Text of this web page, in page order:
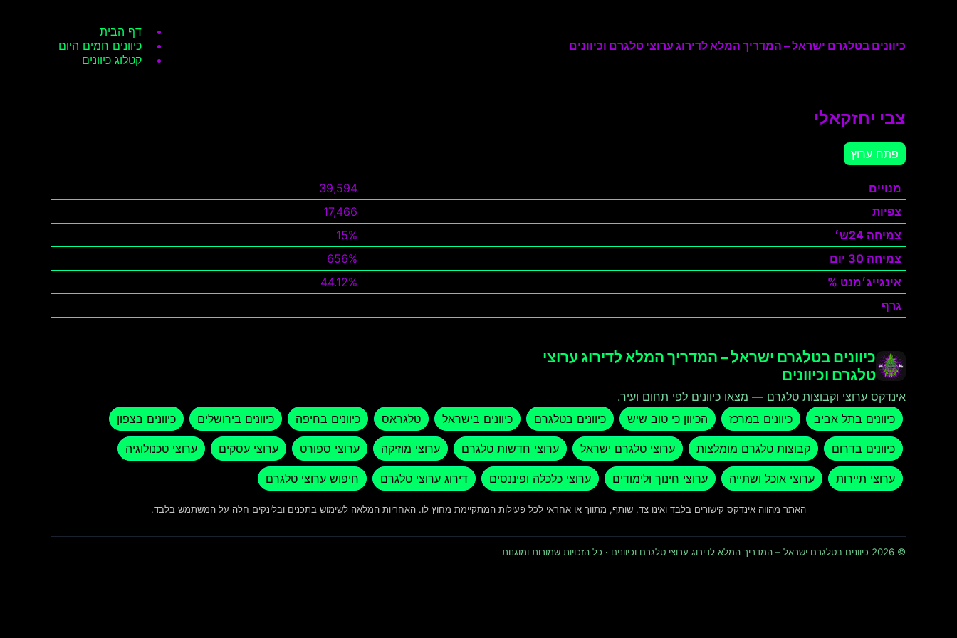
כיוונים בטלגרם ישראל – המדריך המלא לדירוג ערוצי טלגרם וכיוונים
דף הבית
כיוונים חמים היום
קטלוג כיוונים
צבי יחזקאלי
פתח ערוץ
מנויים
39,594
צפיות
17,466
צמיחה 24ש׳
15%
צמיחה 30 יום
656%
אינגייג׳מנט %
44.12%
גרף
כיוונים בטלגרם ישראל – המדריך המלא לדירוג ערוצי
טלגרם וכיוונים
אינדקס ערוצי וקבוצות טלגרם — מצאו כיוונים לפי תחום ועיר.
כיוונים בתל אביב
כיוונים במרכז הכיוון כי טוב שיש כיוונים בטלגרם כיוונים בישראל טלגראס כיוונים בחיפה כיוונים בירושלים כיוונים בצפון
כיוונים בדרום קבוצות טלגרם מומלצות ערוצי טלגרם ישראל ערוצי חדשות טלגרם ערוצי מוזיקה ערוצי ספורט ערוצי עסקים ערוצי טכנולוגיה
ערוצי תיירות ערוצי אוכל ושתייה ערוצי חינוך ולימודים ערוצי כלכלה ופיננסים דירוג ערוצי טלגרם חיפוש ערוצי טלגרם
האתר מהווה אינדקס קישורים בלבד ואינו צד, שותף, מתווך או אחראי לכל פעילות המתקיימת מחוץ לו. האחריות המלאה לשימוש בתכנים ובלינקים חלה על המשתמש בלבד.
© 2026 כיוונים בטלגרם ישראל – המדריך המלא לדירוג ערוצי טלגרם וכיוונים · כל הזכויות שמורות ומוגנות